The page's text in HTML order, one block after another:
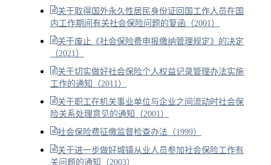
关于取得国外永久性居民身份证回国工作人员在国
内工作期间有关社会保险问题的复函（2001）
关于废止《社会保险费申报缴纳管理规定》的决定
（2021）
关于切实做好社会保险个人权益记录管理办法实施
工作的通知（2011）
关于职工在机关事业单位与企业之间流动时社会保
险关系处理意见的通知（2001）
社会保险费征缴监督检查办法（1999）
关于进一步做好城镇从业人员参加社会保险工作有
关问题的通知（2003）